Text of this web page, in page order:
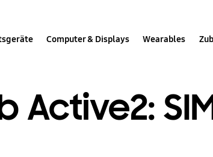
Computer & Displays Wearables
Active2: